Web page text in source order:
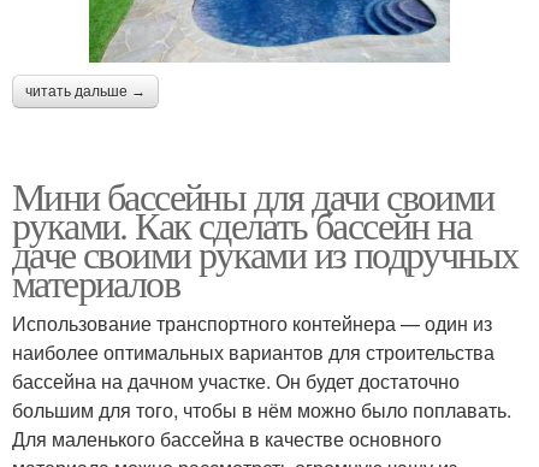
читать дальше →
Мини бассейны для дачи своими
руками. Как сделать бассейн на
даче своими руками из подручных
материалов
Использование транспортного контейнера — один из
наиболее оптимальных вариантов для строительства
бассейна на дачном участке. Он будет достаточно
большим для того, чтобы в нём можно было поплавать.
Для маленького бассейна в качестве основного